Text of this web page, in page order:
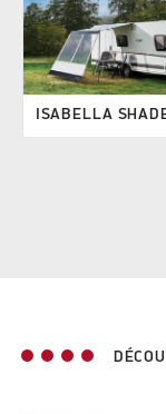
ISABELLA